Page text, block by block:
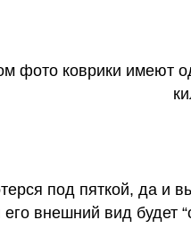
фото коврики имеют
под пяткой, да и
его внешний вид будет